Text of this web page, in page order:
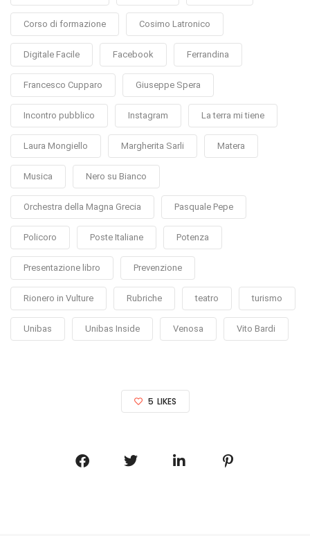
Corso di formazione Cosimo Latronico
Digitale Facile Facebook Ferrandina
Francesco Cupparo Giuseppe Spera
Incontro pubblico Instagram La terra mi tiene
Laura Mongiello Margherita Sarli Matera
Musica Nero su Bianco
Orchestra della Magna Grecia Pasquale Pepe
Policoro Poste Italiane Potenza
Presentazione libro Prevenzione
Rionero in Vulture Rubriche teatro turismo
Unibas Unibas Inside Venosa Vito Bardi
5 LIKES